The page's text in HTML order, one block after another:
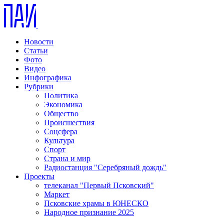
Новости
Статьи
Фото
Видео
Инфографика
Рубрики
Политика
Экономика
Общество
Происшествия
Соцсфера
Культура
Спорт
Страна и мир
Радиостанция "Серебряный дождь"
Проекты
телеканал "Первый Псковский"
Маркет
Псковские храмы в ЮНЕСКО
Народное признание 2025